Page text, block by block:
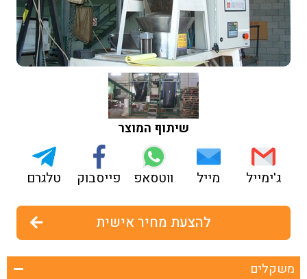
משקלים
שיתוף המוצר
ג'ימייל מייל ווטסאפ פייסבוק טלגרם
להצעת מחיר אישית